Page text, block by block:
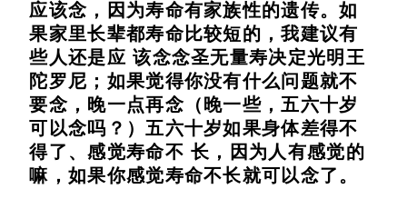
应该念，因为寿命有家族性的遗传。如
果家里长辈都寿命比较短的，我建议有
些人还是应 该念念圣无量寿决定光明王
陀罗尼；如果觉得你没有什么问题就不
要念，晚一点再念（晚一些，五六十岁
可以念吗？）五六十岁如果身体差得不
得了、感觉寿命不 长，因为人有感觉的
嘛，如果你感觉寿命不长就可以念了。